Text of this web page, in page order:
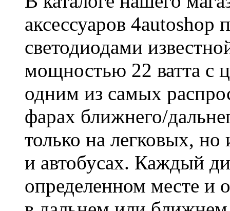
аксессуаров
светодиодами
мощностью 22 ватта с
одним из самых
фарах ближнего/
только на легковых,
и автобусах. Каждый
определенном месте и